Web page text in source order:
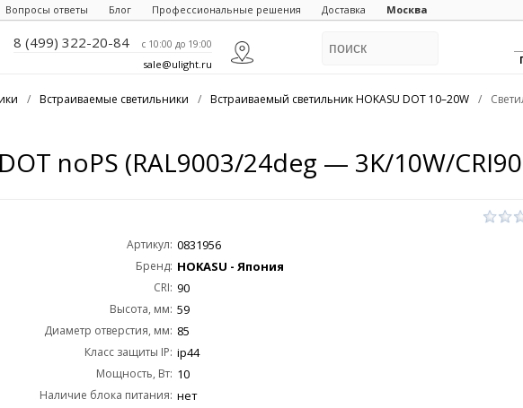
Вопросы ответы Блог Профессиональные решения Доставка Москва
8 (499) 322-20-84 c 10:00 до 19:00
sale@ulight.ru
/ Встраиваемые светильники / Встраиваемый светильник HOKASU DOT 10–20W /
noPS (RAL9003/24deg — 3K/10W/
Артикул: 0831956
Бренд: HOKASU - Япония
CRI: 90
Высота, мм: 59
Диаметр отверстия, мм: 85
Класс защиты IP: ip44
Мощность, Вт: 10
Наличие блока питания: нет